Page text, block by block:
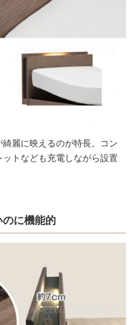
麗に映えるのが特長。コン
トなども充電しながら設置
に機能的